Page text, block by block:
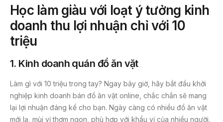
Học làm giàu với loạt ý tưởng kinh
doanh thu lợi nhuận chỉ với 10
triệu
1. Kinh doanh quán đồ ăn vặt
Làm gì với 10 triệu trong tay? Ngay bây giờ, hãy bắt đầu khởi
nghiệp kinh doanh bán đồ ăn vặt online, chắc chắn sẽ mang
lại lợi nhuận đáng kể cho bạn. Ngày càng có nhiều đồ ăn vặt
mới lạ, mùi vị thơm ngon, phù hợp với khẩu vị của nhiều người.